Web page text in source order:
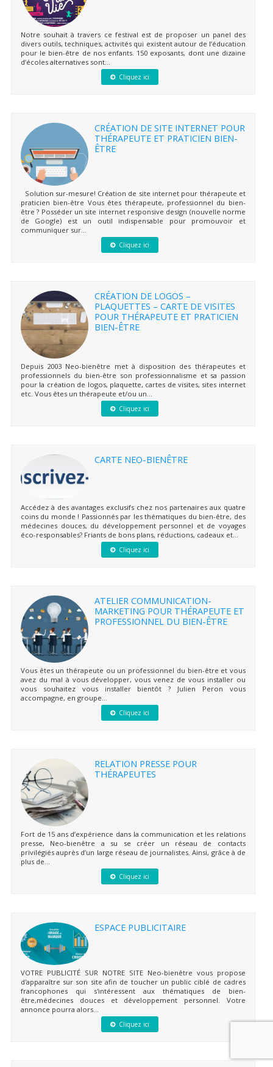
Notre souhait à travers ce festival est de proposer un panel des
divers outils, techniques, activités qui existent autour de l’éducation
pour le bien-être de nos enfants. 150 exposants, dont une dizaine
d’écoles alternatives sont...
Cliquez ici
CRÉATION DE SITE INTERNET POUR
THÉRAPEUTE ET PRATICIEN BIEN-
ÊTRE
Solution sur-mesure! Création de site internet pour thérapeute et
praticien bien-être Vous êtes thérapeute, professionnel du bien-
être ? Posséder un site internet responsive design (nouvelle norme
de Google) est un outil indispensable pour promouvoir et
communiquer sur...
Cliquez ici
CRÉATION DE LOGOS –
PLAQUETTES – CARTE DE VISITES
POUR THÉRAPEUTE ET PRATICIEN
BIEN-ÊTRE
Depuis 2003 Neo-bienêtre met à disposition des thérapeutes et
professionnels du bien-être son professionnalisme et sa passion
pour la création de logos, plaquette, cartes de visites, sites internet
etc. Vous êtes un thérapeute et/ou un...
Cliquez ici
CARTE NEO-BIENÊTRE
Accédez à des avantages exclusifs chez nos partenaires aux quatre
coins du monde ! Passionnés par les thématiques du bien-être, des
médecines douces, du développement personnel et de voyages
éco-responsables? Friants de bons plans, réductions, cadeaux et...
Cliquez ici
ATELIER COMMUNICATION-
MARKETING POUR THÉRAPEUTE ET
PROFESSIONNEL DU BIEN-ÊTRE
Vous êtes un thérapeute ou un professionnel du bien-être et vous
avez du mal à vous développer, vous venez de vous installer ou
vous souhaitez vous installer bientôt ? Julien Peron vous
accompagne, en groupe...
Cliquez ici
RELATION PRESSE POUR
THÉRAPEUTES
Fort de 15 ans d’expérience dans la communication et les relations
presse, Neo-bienêtre a su se créer un réseau de contacts
privilégiés auprès d’un large réseau de journalistes. Ainsi, grâce à de
plus de...
Cliquez ici
ESPACE PUBLICITAIRE
VOTRE PUBLICITÉ SUR NOTRE SITE Neo-bienêtre vous propose
d'apparaître sur son site afin de toucher un public ciblé de cadres
francophones qui s'intéressent aux thématiques de bien-
être,médecines douces et développement personnel. Votre
annonce pourra alors...
Cliquez ici